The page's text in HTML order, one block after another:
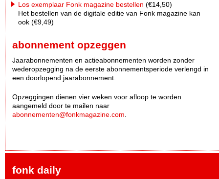
Los exemplaar Fonk magazine bestellen (€14,50)
Het bestellen van de digitale editie van Fonk magazine kan
ook (€9,49)
abonnement opzeggen
Jaarabonnementen en actieabonnementen worden zonder
wederopzegging na de eerste abonnementsperiode verlengd in
een doorlopend jaarabonnement.
Opzeggingen dienen vier weken voor afloop te worden
aangemeld door te mailen naar
abonnementen@fonkmagazine.com.
fonk daily